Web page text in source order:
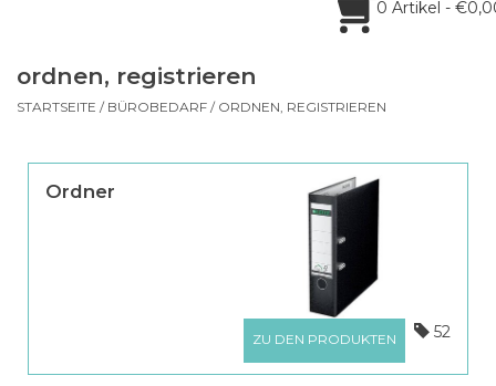
0 Artikel -
ordnen, registrieren
STARTSEITE / BÜROBEDARF / ORDNEN, REGISTRIEREN
Ordner
ZU DEN PRODUKTEN 52